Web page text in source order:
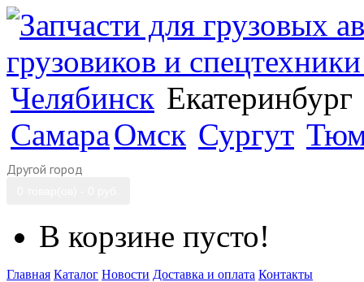
Челябинск Екатеринбург
СамараОмск Сургут
Другой город
В корзине пусто!
Главная Каталог Новости Доставка и оплата Контакты